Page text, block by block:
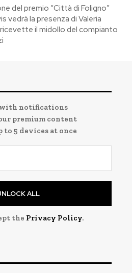
del premio “Città di Foligno”
vedrà la presenza di Valeria
il midollo del compianto
with notifications
premium content
to 5 devices at once
ALL
the Privacy Policy.